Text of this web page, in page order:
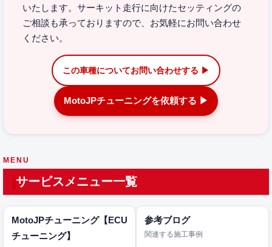
いたします。サーキット走行に向けたセッティングの
ご相談も承っておりますので、お気軽にお問い合わせ
ください。
この車種についてお問い合わせする ▶
MotoJPチューニングを依頼する ▶
MENU
サービスメニュー一覧
MotoJPチューニング【ECU
チューニング】
参考ブログ
関連する施工事例